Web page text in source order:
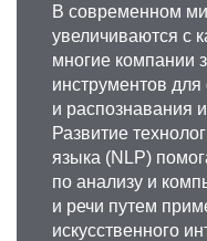
В современном
увеличиваются с
многие компании
инструментов
и распознавания
Развитие
языка (NLP)
по анализу и
и речи путем
искусственного